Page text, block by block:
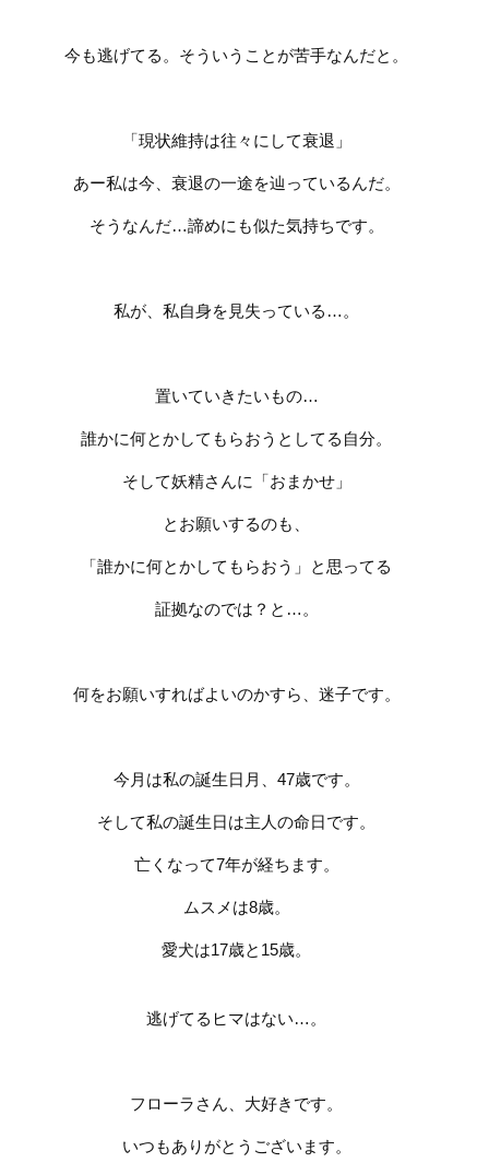
今も逃げてる。そういうことが苦手なんだと。
「現状維持は往々にして衰退」
あー私は今、衰退の一途を辿っているんだ。
そうなんだ…諦めにも似た気持ちです。
私が、私自身を見失っている…。
置いていきたいもの…
誰かに何とかしてもらおうとしてる自分。
そして妖精さんに「おまかせ」
とお願いするのも、
「誰かに何とかしてもらおう」と思ってる
証拠なのでは？と…。
何をお願いすればよいのかすら、迷子です。
今月は私の誕生日月、47歳です。
そして私の誕生日は主人の命日です。
亡くなって7年が経ちます。
ムスメは8歳。
愛犬は17歳と15歳。
逃げてるヒマはない…。
フローラさん、大好きです。
いつもありがとうございます。